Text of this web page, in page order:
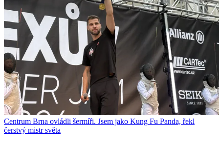
Centrum Brna ovládli šermíři. Jsem jako Kung Fu Panda, řekl
čerstvý mistr světa